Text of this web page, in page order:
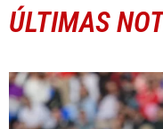
ÚLTIMAS